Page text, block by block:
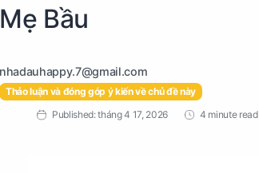
Mẹ Bầu
Thảo luận và đóng góp ý kiến về chủ đề này
4 minute read